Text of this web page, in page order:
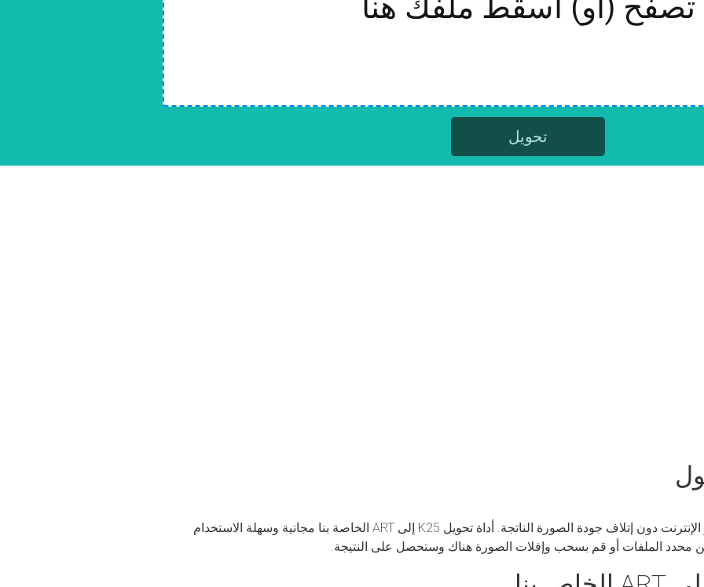
تصفح (أو) أسقط ملفك هنا
تحويل
هذه الأداة لتحويل K25 إلى ART عبر الإنترنت دون إتلاف جودة الصورة الناتجة. أداة تحويل K25 إلى ART الخاصة بنا مجانية وسهلة الاستخدام
محدد الملفات أو قم بسحب وإفلات الصورة هناك وستحصل على النتيجة.